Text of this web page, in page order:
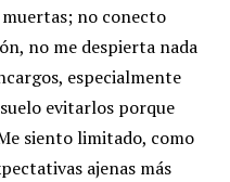
no conecto
no me despierta nada
especialmente
evitarlos porque
siento limitado, como
ajenas más